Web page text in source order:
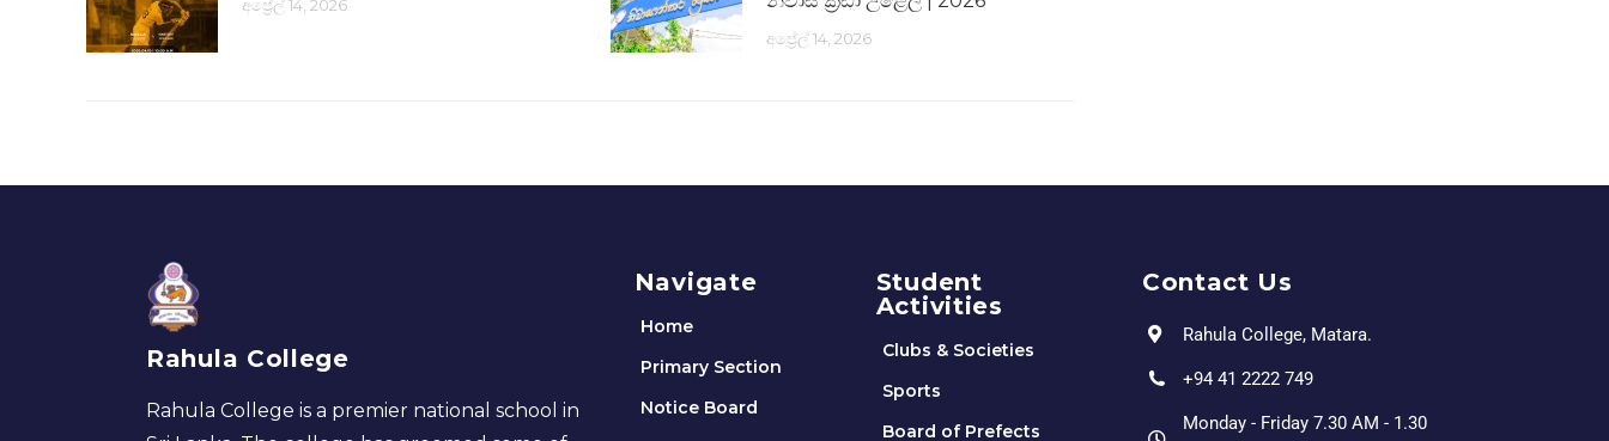
අප්‍රේල් 14, 2026
අප්‍රේල් 14, 2026
Rahula College
Rahula College is a premier national school in
Navigate
Home
Primary Section
Notice Board
Student
Activities
Clubs & Societies
Sports
Board of Prefects
Contact Us
Rahula College, Matara.
+94 41 2222 749
Monday - Friday 7.30 AM - 1.30